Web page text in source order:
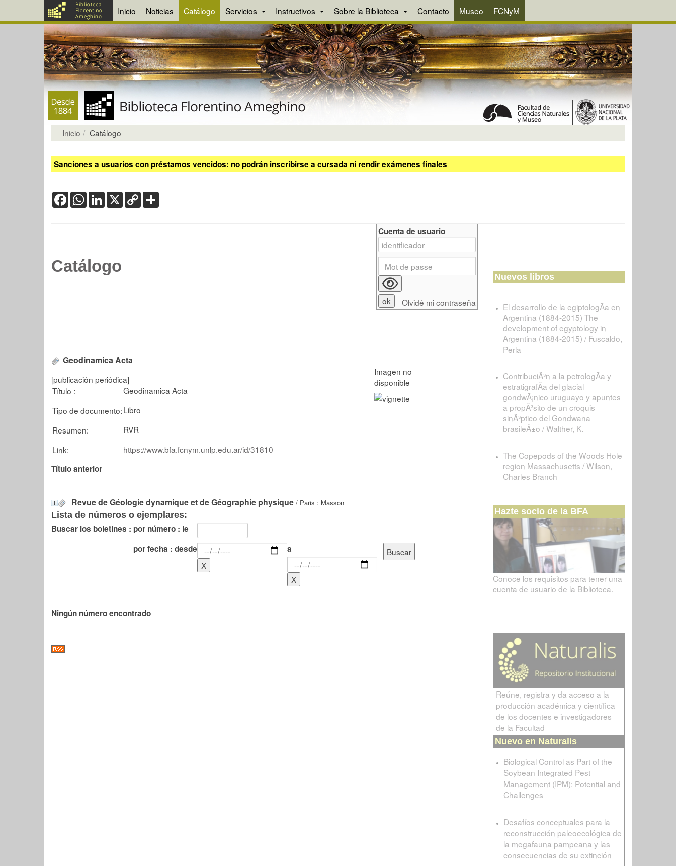
Inicio Noticias Catálogo Servicios Instructivos Sobre la Biblioteca Contacto Museo FCNyM
Inicio Catálogo
Sanciones a usuarios con préstamos vencidos: no podrán inscribirse a cursada ni rendir exámenes finales
FacebookWhatsApp
LinkedIn
X Copy
Link
Catálogo
Geodinamica Acta
[publicación periódica]
Título :
Geodinamica Acta
Tipo de documento:Libro
Resumen:
RVR
Link:
https://www.bfa.fcnym.unlp.edu.ar/id/31810
Título anterior
Revue de Géologie dynamique et de Géographie physique / Paris : Masson
Lista de números o ejemplares:
Buscar los boletines : por número : le
por fecha : desde
a
Ningún número encontrado
Cuenta de usuario
Olvidé mi contraseña
Nuevos libros
El desarrollo de la egiptologÃ­a en
Argentina (1884-2015) The
development of egyptology in
Argentina (1884-2015) / Fuscaldo,
Perla
ContribuciÃ³n a la petrologÃ­a y
estratigrafÃ­a del glacial
gondwÃ¡nico uruguayo y apuntes
a propÃ³sito de un croquis
sinÃ³ptico del Gondwana
brasileÃ±o / Walther, K.
The Copepods of the Woods Hole
region Massachusetts / Wilson,
Charles Branch
Hazte socio de la BFA
Conoce los requisitos para tener una
cuenta de usuario de la Biblioteca.
Reúne, registra y da acceso a la
producción académica y científica
de los docentes e investigadores
de la Facultad
Nuevo en Naturalis
Biological Control as Part of the
Soybean Integrated Pest
Management (IPM): Potential and
Challenges
Desafíos conceptuales para la
reconstrucción paleoecológica de
la megafauna pampeana y las
consecuencias de su extinción